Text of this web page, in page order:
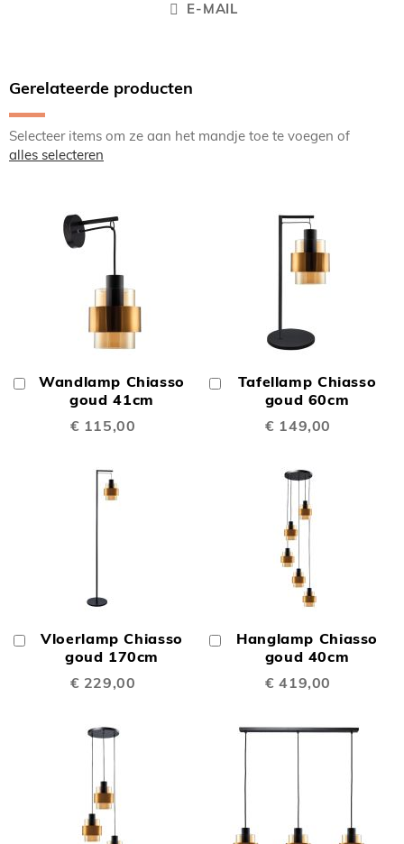
E-MAIL
Gerelateerde producten
Selecteer items om ze aan het mandje toe te voegen of
alles selecteren
Wandlamp Chiasso
goud 41cm
€ 115,00
In
Winkelwagen
Tafellamp Chiasso
goud 60cm
€ 149,00
Winkelwagen
Vloerlamp Chiasso
goud 170cm
€ 229,00
In
Winkelwagen
Hanglamp Chiasso
goud 40cm
€ 419,00
Winkelwagen